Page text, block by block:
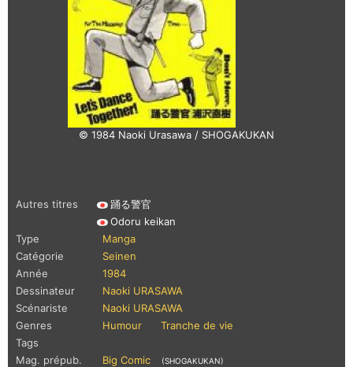
© 1984 Naoki Urasawa / SHOGAKUKAN
Autres titres
踊る警官
Odoru keikan
Type
Manga
Catégorie
Seinen
Année
1984
Dessinateur
Naoki URASAWA
Scénariste
Naoki URASAWA
Genres
Humour
Tranche de vie
Tags
Mag. prépub.
Big Comic (SHOGAKUKAN)